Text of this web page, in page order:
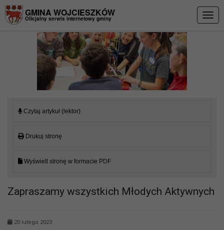
GMINA WOJCIESZKÓW
Oficjalny serwis internetowy gminy
Czytaj artykuł (lektor)
Drukuj stronę
Wyświetl stronę w formacie PDF
Zapraszamy wszystkich Młodych Aktywnych
20 lutego 2023